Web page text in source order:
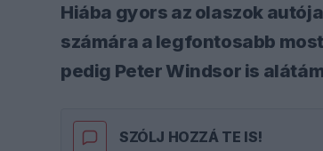
Hiába gyors az olaszok
számára a legfontosabb
pedig Peter Windsor is
SZÓLJ HOZZÁ TE IS!